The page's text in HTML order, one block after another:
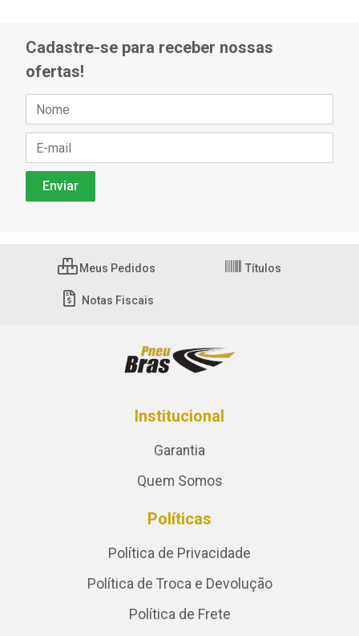
Cadastre-se para receber nossas
ofertas!
Meus Pedidos Títulos
Notas Fiscais
Institucional
Garantia
Quem Somos
Políticas
Política de Privacidade
Política de Troca e Devolução
Política de Frete